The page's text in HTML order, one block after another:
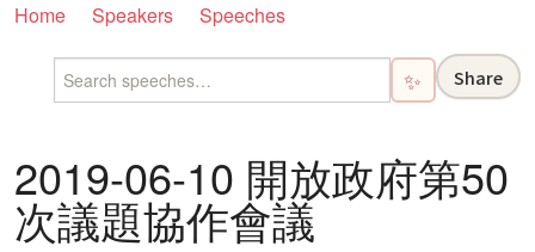
Home Speakers Speeches
✨ Share
2019-06-10 開放政府第50
次議題協作會議